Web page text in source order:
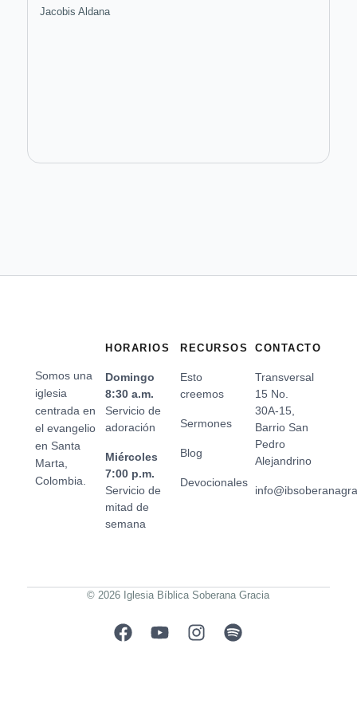
Jacobis Aldana
Somos una
iglesia
centrada en
el evangelio
en Santa
Marta,
Colombia.
HORARIOS
Domingo
8:30 a.m.
Servicio de
adoración
Miércoles
7:00 p.m.
Servicio de
mitad de
semana
RECURSOS
Esto
creemos
Sermones
Blog
Devocionales
CONTACTO
Transversal
15 No.
30A-15,
Barrio San
Pedro
Alejandrino
© 2026 Iglesia Bíblica Soberana Gracia